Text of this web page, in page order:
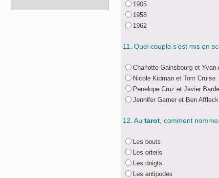
1905
1958
1962
11. Quel couple s’est mis en
Charlotte Gainsbourg et Yvan
Nicole Kidman et Tom Cruise
Penelope Cruz et Javier
Jennifer Garner et Ben Affleck
12. Au tarot , comment
Les bouts
Les orteils
Les doigts
Les antipodes